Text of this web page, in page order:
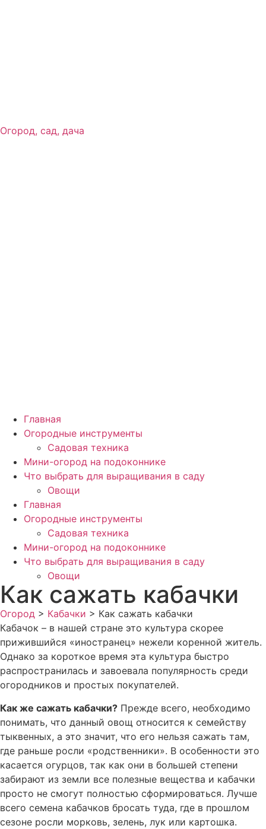
Огород, сад, дача
Главная
Огородные инструменты
Садовая техника
Мини-огород на подоконнике
Что выбрать для выращивания в саду
Овощи
Главная
Огородные инструменты
Садовая техника
Мини-огород на подоконнике
Что выбрать для выращивания в саду
Овощи
Как сажать кабачки
Огород > Кабачки > Как сажать кабачки
Кабачок – в нашей стране это культура скорее
прижившийся «иностранец» нежели коренной житель.
Однако за короткое время эта культура быстро
распространилась и завоевала популярность среди
огородников и простых покупателей.
Как же сажать кабачки? Прежде всего, необходимо
понимать, что данный овощ относится к семейству
тыквенных, а это значит, что его нельзя сажать там,
где раньше росли «родственники». В особенности это
касается огурцов, так как они в большей степени
забирают из земли все полезные вещества и кабачки
просто не смогут полностью сформироваться. Лучше
всего семена кабачков бросать туда, где в прошлом
сезоне росли морковь, зелень, лук или картошка.